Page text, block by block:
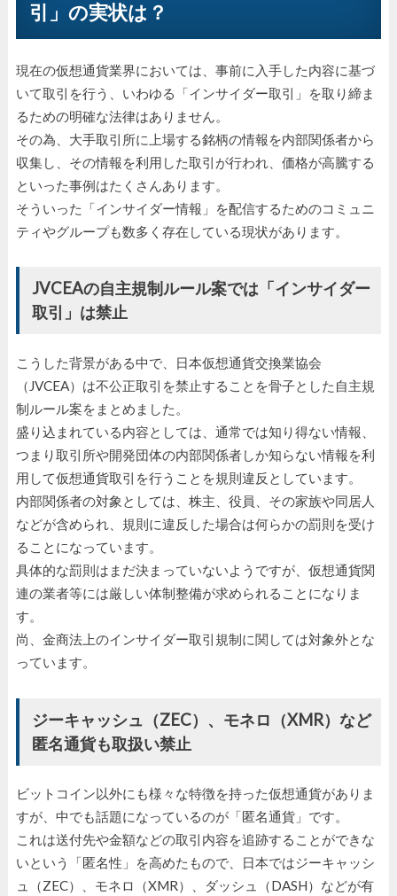
引」の実状は？
現在の仮想通貨業界においては、事前に入手した内容に基づ
いて取引を行う、いわゆる「インサイダー取引」を取り締ま
るための明確な法律はありません。
その為、大手取引所に上場する銘柄の情報を内部関係者から
収集し、その情報を利用した取引が行われ、価格が高騰する
といった事例はたくさんあります。
そういった「インサイダー情報」を配信するためのコミュニ
ティやグループも数多く存在している現状があります。
JVCEAの自主規制ルール案では「インサイダー
取引」は禁止
こうした背景がある中で、日本仮想通貨交換業協会
（JVCEA）は不公正取引を禁止することを骨子とした自主規
制ルール案をまとめました。
盛り込まれている内容としては、通常では知り得ない情報、
つまり取引所や開発団体の内部関係者しか知らない情報を利
用して仮想通貨取引を行うことを規則違反としています。
内部関係者の対象としては、株主、役員、その家族や同居人
などが含められ、規則に違反した場合は何らかの罰則を受け
ることになっています。
具体的な罰則はまだ決まっていないようですが、仮想通貨関
連の業者等には厳しい体制整備が求められることになりま
す。
尚、金商法上のインサイダー取引規制に関しては対象外とな
っています。
ジーキャッシュ（ZEC）、モネロ（XMR）など
匿名通貨も取扱い禁止
ビットコイン以外にも様々な特徴を持った仮想通貨がありま
すが、中でも話題になっているのが「匿名通貨」です。
これは送付先や金額などの取引内容を追跡することができな
いという「匿名性」を高めたもので、日本ではジーキャッシ
ュ（ZEC）、モネロ（XMR）、ダッシュ（DASH）などが有